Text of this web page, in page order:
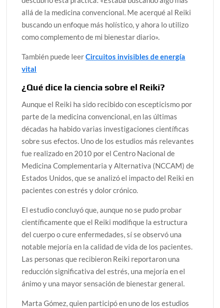
allá de la medicina convencional. Me acerqué al Reiki
buscando un enfoque más holístico, y ahora lo utilizo
como complemento de mi bienestar diario».
También puede leerCircuitos invisibles de energía
vital
¿Qué dice la ciencia sobre el Reiki?
Aunque el Reiki ha sido recibido con escepticismo por
parte de la medicina convencional, en las últimas
décadas ha habido varias investigaciones científicas
sobre sus efectos. Uno de los estudios más relevantes
fue realizado en 2010 por el Centro Nacional de
Medicina Complementaria y Alternativa (NCCAM) de
Estados Unidos, que se analizó el impacto del Reiki en
pacientes con estrés y dolor crónico.
El estudio concluyó que, aunque no se pudo probar
científicamente que el Reiki modifique la estructura
del cuerpo o cure enfermedades, sí se observó una
notable mejoría en la calidad de vida de los pacientes.
Las personas que recibieron Reiki reportaron una
reducción significativa del estrés, una mejoría en el
ánimo y una mayor sensación de bienestar general.
Marta Gómez, quien participó en uno de los estudios